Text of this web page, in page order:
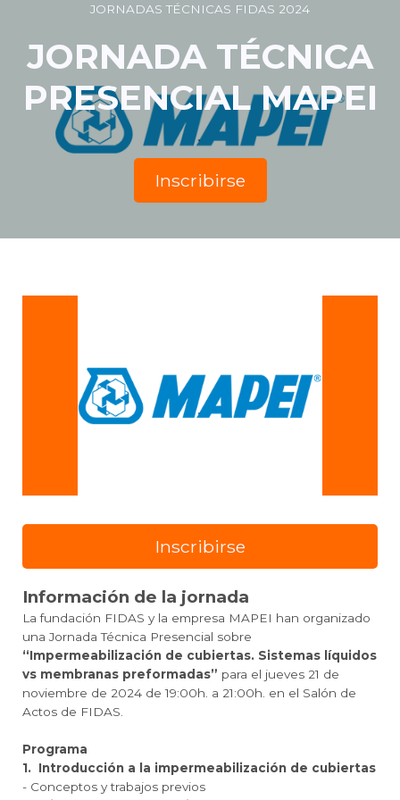
JORNADAS TÉCNICAS FIDAS 2024
JORNADA TÉCNICA
PRESENCIAL MAPEI
Inscribirse
Inscribirse
Información de la jornada
La fundación FIDAS y la empresa MAPEI han organizado
una Jornada Técnica Presencial sobre
“Impermeabilización de cubiertas. Sistemas líquidos
vs membranas preformadas” para el jueves 21 de
noviembre de 2024 de 19:00h. a 21:00h. en el Salón de
Actos de FIDAS.
Programa
1.
Introducción a la impermeabilización de cubiertas
- Conceptos y trabajos previos